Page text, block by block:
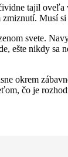
tajil
svete.
nikdy sa
okrem
čo je